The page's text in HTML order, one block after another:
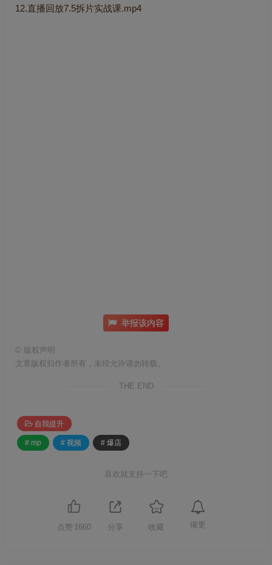
12.直播回放7.5拆片实战课.mp4
举报该内容
© 版权声明
文章版权归作者所有，未经允许请勿转载。
THE END
自我提升
# mp # 视频 # 爆店
喜欢就支持一下吧
点赞 1660 分享 收藏 催更